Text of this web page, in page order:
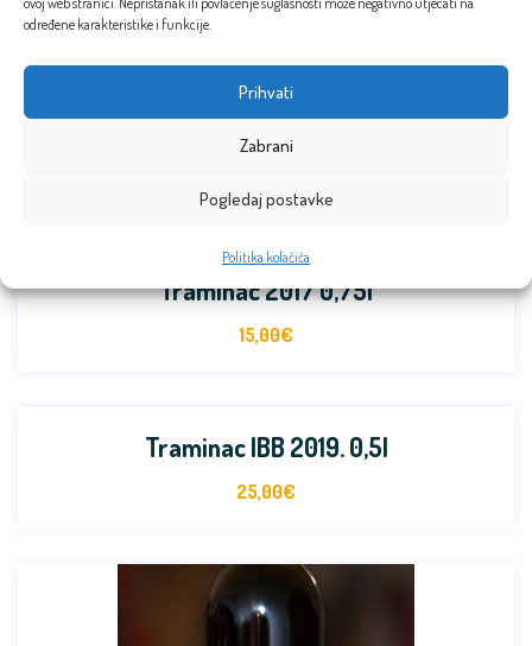
određene karakteristike i funkcije.
Prihvati
Zabrani
Pogledaj postavke
Politika kolačića
Traminac 2017 0,75l
15,00€
Traminac IBB 2019. 0,5l
25,00€